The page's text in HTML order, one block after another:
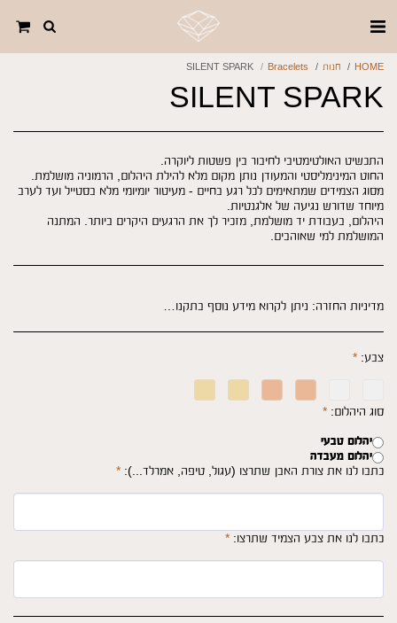
HOME חנות Bracelets
SILENT SPARK
SILENT SPARK
מסוג הצמידים שמתאימים לכל רגע בחיים - מעיטור יומיומי מלא בסטייל ועד לערב
היהלום, בעבודת יד מושלמת, מזכיר לך את הרגעים היקרים ביותר. המתנה
המושלמת למי שאוהבים.
מדיניות החזרה: ניתן לקרוא מידע נוסף בתקנון האתר: https://www.why-jewels.com/תקנון-האתר
צבע: *
סוג היהלום: *
יהלום טבעי
יהלום מעבדה
כתבו לנו את צורת האבן שתרצו (עגול, טיפה, אמרלד...): *
כתבו לנו את צבע הצמיד שתרצו: *